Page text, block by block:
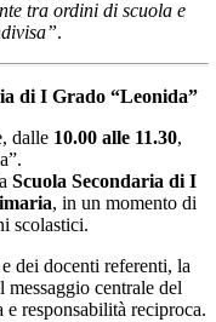
tra ordini di scuola e
.
di I Grado “Leonida”
dalle 10.00 alle 11.30,
Scuola Secondaria di I
, in un momento di
scolastici.
e dei docenti referenti, la
messaggio centrale del
e responsabilità reciproca.